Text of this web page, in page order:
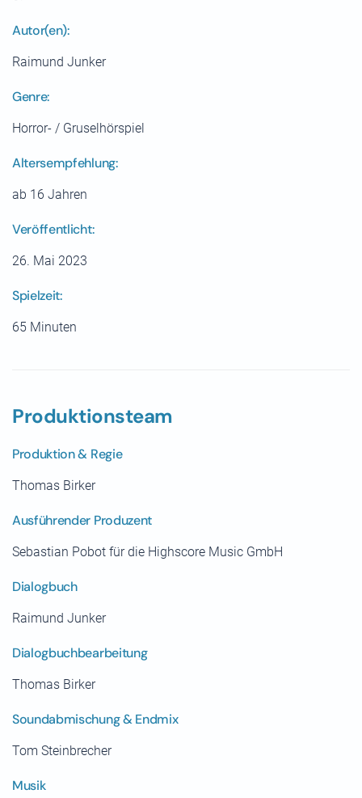
Autor(en):
Raimund Junker
Genre:
Horror- / Gruselhörspiel
Altersempfehlung:
ab 16 Jahren
Veröffentlicht:
26. Mai 2023
Spielzeit:
65 Minuten
Produktionsteam
Produktion & Regie
Thomas Birker
Ausführender Produzent
Sebastian Pobot für die Highscore Music GmbH
Dialogbuch
Raimund Junker
Dialogbuchbearbeitung
Thomas Birker
Soundabmischung & Endmix
Tom Steinbrecher
Musik